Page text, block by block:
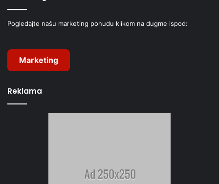
Pogledajte našu marketing ponudu klikom na dugme ispod:
Marketing
Reklama